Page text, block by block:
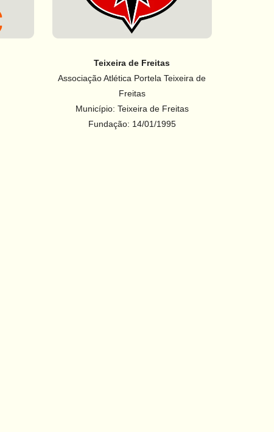
Teixeira de Freitas
Associação Atlética Portela Teixeira de
Freitas
Município: Teixeira de Freitas
Fundação: 14/01/1995